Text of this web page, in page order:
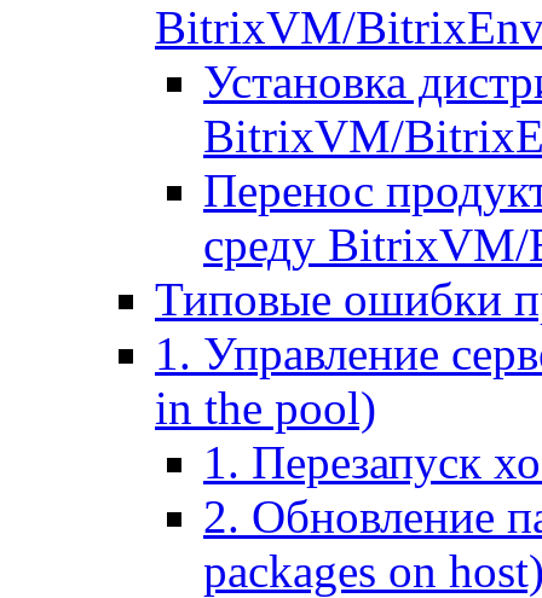
BitrixVM/
Установка
BitrixVM/
Перенос
среду
Типовые ошибки
1. Управление
in the pool)
1. Перезапуск
2. Обновление
packages on